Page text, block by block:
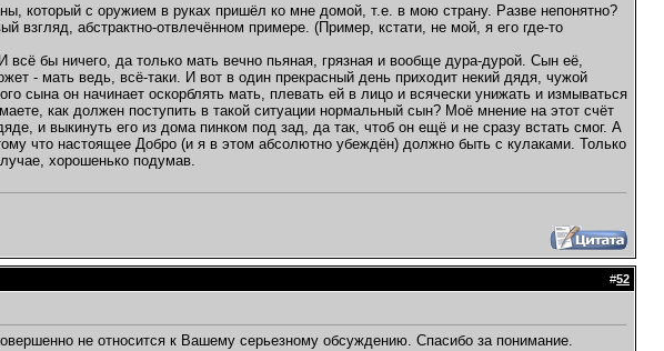
который с оружием в руках пришёл ко мне домой, т.е. в мою страну. Разве непонятно?
взгляд, абстрактно-отвлечённом примере. (Пример, кстати, не мой, я его где-то
бы ничего, да только мать вечно пьяная, грязная и вообще дура-дурой. Сын её,
- мать ведь, всё-таки. И вот в один прекрасный день приходит некий дядя, чужой
сына он начинает оскорблять мать, плевать ей в лицо и всячески унижать и измываться
как должен поступить в такой ситуации нормальный сын? Моё мнение на этот счёт
и выкинуть его из дома пинком под зад, да так, чтоб он ещё и не сразу встать смог. А
что настоящее Добро (и я в этом абсолютно убеждён) должно быть с кулаками. Только
хорошенько подумав.
#52
не относится к Вашему серьезному обсуждению. Спасибо за понимание.